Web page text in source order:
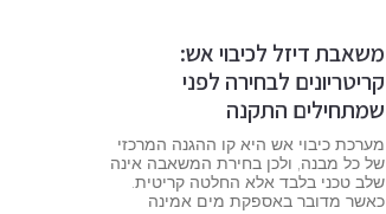
משאבת דיזל לכיבוי אש:
קריטריונים לבחירה לפני
שמתחילים התקנה
מערכת כיבוי אש היא קו ההגנה המרכזי
של כל מבנה, ולכן בחירת המשאבה אינה
שלב טכני בלבד אלא החלטה קריטית.
כאשר מדובר באספקת מים אמינה